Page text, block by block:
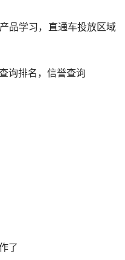
品学习，直通车投放区域
询排名，信誉查询
了